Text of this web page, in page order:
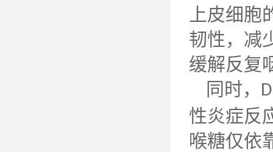
上皮细
韧性，减
缓解反复
同时，
性炎症反
喉糖仅依